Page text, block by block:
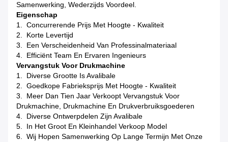
Samenwerking, Wederzijds Voordeel.
Eigenschap
1. Concurrerende Prijs Met Hoogte - Kwaliteit
2. Korte Levertijd
3. Een Verscheidenheid Van Professinalmateriaal
4. Efficiënt Team En Ervaren Ingenieurs
Vervangstuk Voor Drukmachine
1. Diverse Grootte Is Avalibale
2. Goedkope Fabrieksprijs Met Hoogte - Kwaliteit
3. Meer Dan Tien Jaar Verkoopt Vervangstuk Voor
Drukmachine, Drukmachine En Drukverbruiksgoederen
4. Diverse Ontwerpdelen Zijn Avalibale
5. In Het Groot En Kleinhandel Verkoop Model
6. Wij Hopen Samenwerking Op Lange Termijn Met Onze